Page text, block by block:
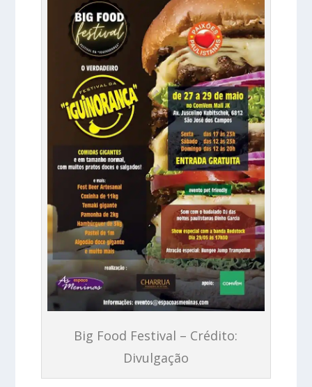
Big Food Festival – Crédito:
Divulgação